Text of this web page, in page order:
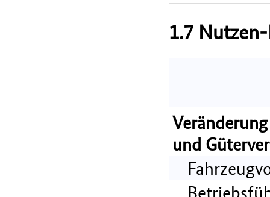
1.7
und